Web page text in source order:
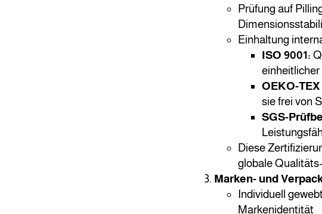
Prüfung auf
Einhaltung
ISO 9001:
OEKO-
sie frei von
SGS-
Diese
globale
Marken- und
Individuell
Markenidentität